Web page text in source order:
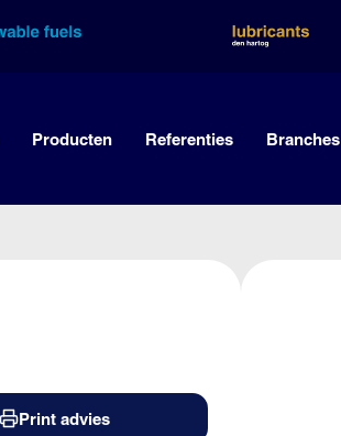
Producten Referenties Branches
Print advies